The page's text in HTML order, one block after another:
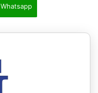
Whatsapp